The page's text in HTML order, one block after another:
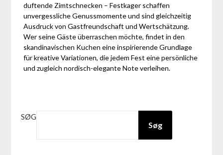
duftende Zimtschnecken – Festkager schaffen
unvergessliche Genussmomente und sind gleichzeitig
Ausdruck von Gastfreundschaft und Wertschätzung.
Wer seine Gäste überraschen möchte, findet in den
skandinavischen Kuchen eine inspirierende Grundlage
für kreative Variationen, die jedem Fest eine persönliche
und zugleich nordisch-elegante Note verleihen.
SØG
Søg